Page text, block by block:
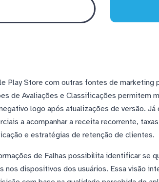
Play Store com outras fontes de marketing
de Avaliações e Classificações permitem
logo após atualizações de versão. Já
a acompanhar a receita recorrente,
e estratégias de retenção de clientes.
de Falhas possibilita identificar se
dispositivos dos usuários. Essa visão